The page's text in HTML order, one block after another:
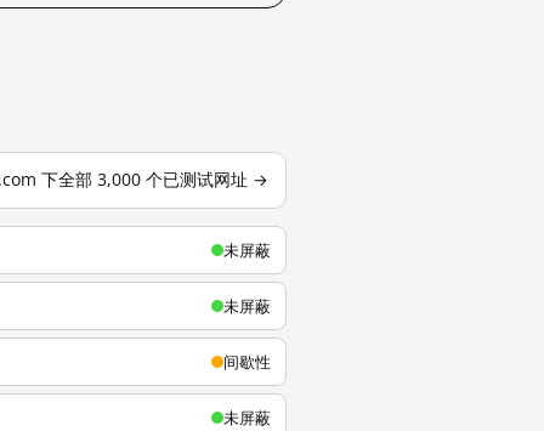
下全部 3,000 个已测试网址 →
未屏蔽
未屏蔽
间歇性
未屏蔽